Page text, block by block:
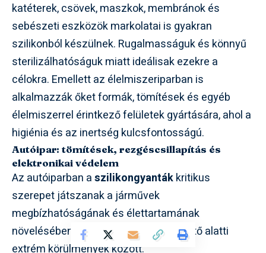
katéterek, csövek, maszkok, membránok és
sebészeti eszközök markolatai is gyakran
szilikonból készülnek. Rugalmasságuk és könnyű
sterilizálhatóságuk miatt ideálisak ezekre a
célokra. Emellett az élelmiszeriparban is
alkalmazzák őket formák, tömítések és egyéb
élelmiszerrel érintkező felületek gyártására, ahol a
higiénia és az inertség kulcsfontosságú.
Autóipar: tömítések, rezgéscsillapítás és
elektronikai védelem
Az autóiparban aszilikongyantákkritikus
szerepet játszanak a járművek
megbízhatóságának és élettartamának
növelésében, különösen a motorháztető alatti
extrém körülmények között.